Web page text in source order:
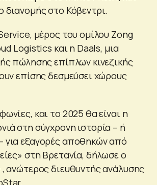
διανομής στο Κόβεντρι.
μέρος του ομίλου Zong
Logistics και η Daals, μια
πώλησης επίπλων κινεζικής
επίσης δεσμεύσει χώρους
και το 2025 θα είναι η
στη σύγχρονη ιστορία – ή
για εξαγορές αποθηκών από
στη Βρετανία, δήλωσε ο
ανώτερος διευθυντής ανάλυσης